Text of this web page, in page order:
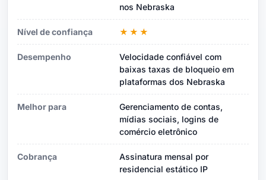
nos Nebraska
Nível de confiança ★★★
Desempenho
Velocidade confiável com
baixas taxas de bloqueio em
plataformas dos Nebraska
Melhor para
Gerenciamento de contas,
mídias sociais, logins de
comércio eletrônico
Cobrança
Assinatura mensal por
residencial estático IP